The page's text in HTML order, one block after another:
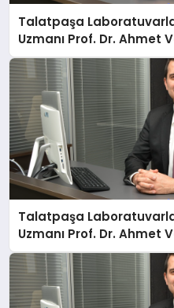
Talatpaşa
Uzmanı Prof. Dr. Ahmet
Talatpaşa
Uzmanı Prof. Dr. Ahmet